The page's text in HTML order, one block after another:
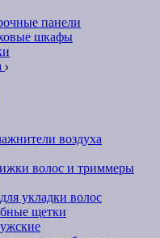
панели
шкафы
воздуха
волос и триммеры
укладки волос
щетки